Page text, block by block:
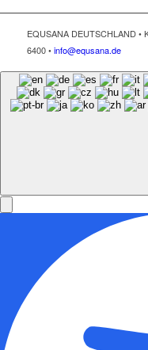
EQUSANA DEUTSCHLAND •
6400 •info@equsana.de